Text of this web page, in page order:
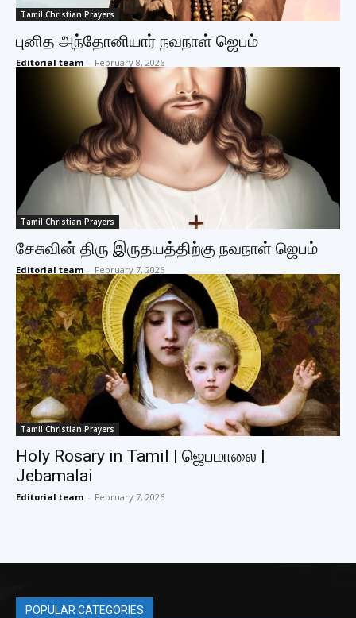
Tamil Christian Prayers
புனித அந்தோனியார் நவநாள் ஜெபம்
Editorial team - February 8, 2026
Tamil Christian Prayers
சேசுவின் திரு இருதயத்திற்கு நவநாள் ஜெபம்
Editorial team - February 7, 2026
Tamil Christian Prayers
Holy Rosary in Tamil | ஜெபமாலை |
Jebamalai
Editorial team - February 7, 2026
POPULAR CATEGORIES